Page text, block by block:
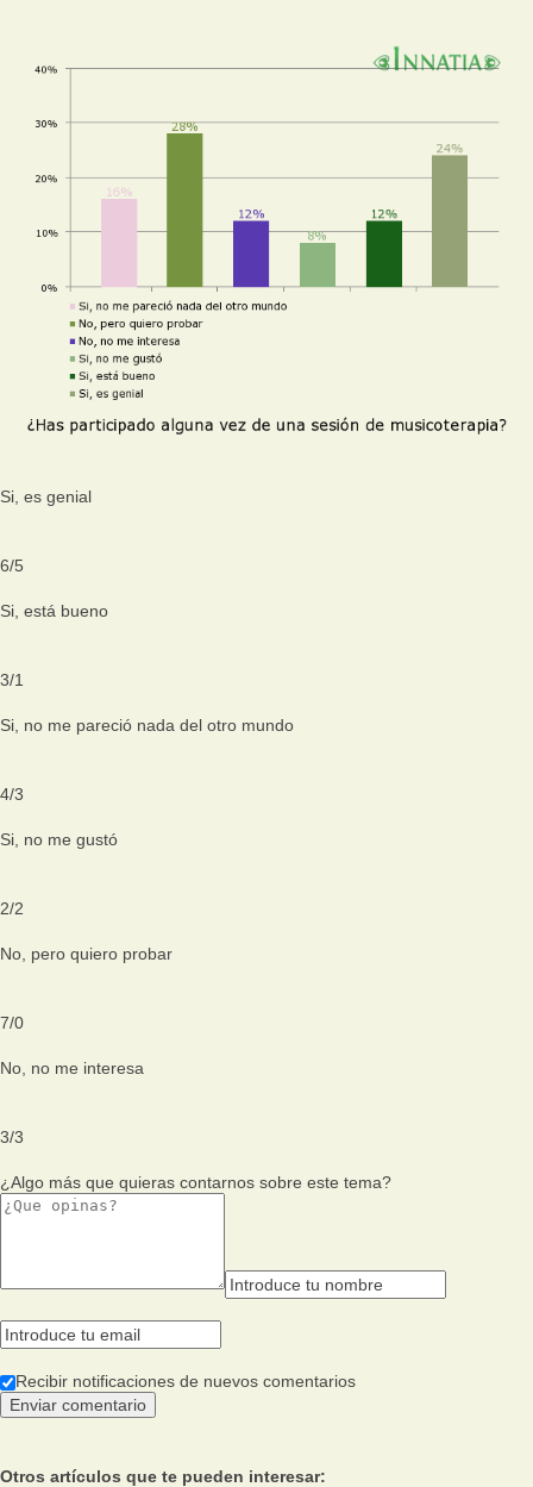
Si, es genial
6/5
Si, está bueno
3/1
Si, no me pareció nada del otro mundo
4/3
Si, no me gustó
2/2
No, pero quiero probar
7/0
No, no me interesa
3/3
¿Algo más que quieras contarnos sobre este tema?
Recibir notificaciones de nuevos comentarios
Otros artículos que te pueden interesar: